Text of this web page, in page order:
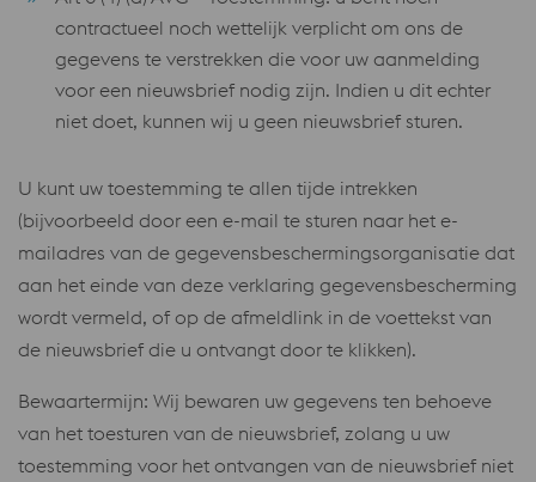
contractueel noch wettelijk verplicht om ons de
gegevens te verstrekken die voor uw aanmelding
voor een nieuwsbrief nodig zijn. Indien u dit echter
niet doet, kunnen wij u geen nieuwsbrief sturen.
U kunt uw toestemming te allen tijde intrekken
(bijvoorbeeld door een e-mail te sturen naar het e-
mailadres van de gegevensbeschermingsorganisatie dat
aan het einde van deze verklaring gegevensbescherming
wordt vermeld, of op de afmeldlink in de voettekst van
de nieuwsbrief die u ontvangt door te klikken).
Bewaartermijn: Wij bewaren uw gegevens ten behoeve
van het toesturen van de nieuwsbrief, zolang u uw
toestemming voor het ontvangen van de nieuwsbrief niet